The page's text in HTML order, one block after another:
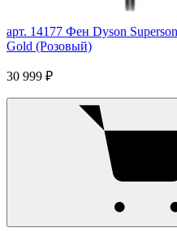
арт. 14177 Фен Dyson
Gold (Розовый)
30 999 ₽